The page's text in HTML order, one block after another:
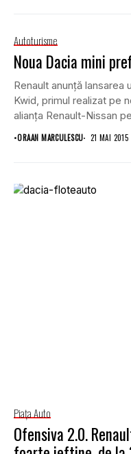
Autoturisme
Noua Dacia mini
Renault anunță lansarea
Kwid, primul realizat pe
alianța Renault-Nissan
•ORAAN MARCULESCU 21 MAI 2015
Piaţa Auto
Ofensiva 2.0.